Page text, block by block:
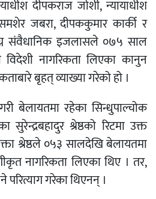
दीपकराज जोशी, न्यायाधीश
जबरा, दीपककुमार कार्की र
संवैधानिक इजलासले ०७५ साल
नागरिकता लिएका कानुन
बृहत् व्याख्या गरेको हो ।
बेलायतमा रहेका सिन्धुपाल्चोक
सुरेन्द्रबहादुर श्रेष्ठको रिटमा उक्त
श्रेष्ठले ०५३ सालदेखि बेलायतमा
नागरिकता लिएका थिए । तर,
गरेका थिएनन् ।